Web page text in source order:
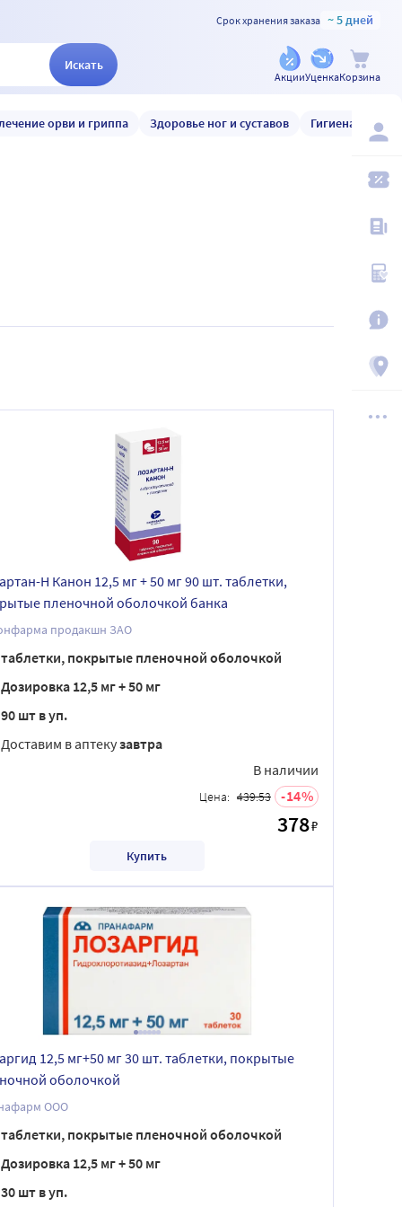
Срок хранения заказа ~ 5 дней
Искать
АкцииУценкаКорзина
орви и гриппа Здоровье ног и суставов Гигиена и уход
Н Канон 12,5 мг + 50 мг 90 шт. таблетки,
пленочной оболочкой банка
продакшн ЗАО
таблетки, покрытые пленочной оболочкой
Дозировка 12,5 мг + 50 мг
90 шт в уп.
Доставим в аптекузавтра
В наличии
Цена: 439.53 14
378₽
Купить
12,5 мг+50 мг 30 шт. таблетки, покрытые
оболочкой
ООО
таблетки, покрытые пленочной оболочкой
Дозировка 12,5 мг + 50 мг
30 шт в уп.